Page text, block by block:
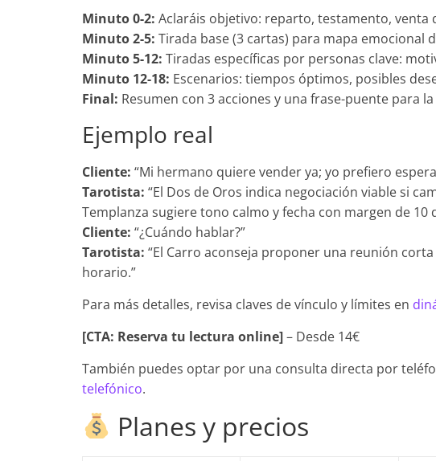
Minuto 0-2: Aclaráis objetivo: reparto, testamento, venta
Minuto 2-5: Tirada base (3 cartas) para mapa emocional
Minuto 5-12: Tiradas específicas por personas clave:
Minuto 12-18: Escenarios: tiempos óptimos, posibles
Final: Resumen con 3 acciones y una frase-puente para
Ejemplo real
Cliente: “Mi hermano quiere vender ya; yo prefiero
Tarotista: “El Dos de Oros indica negociación viable si
Templanza sugiere tono calmo y fecha con margen de 10
Cliente: “¿Cuándo hablar?”
Tarotista: “El Carro aconseja proponer una reunión
horario.”
Para más detalles, revisa claves de vínculo y límites en
[CTA: Reserva tu lectura online]– Desde 14€
También puedes optar por una consulta directa por
telefónico.
Planes y precios